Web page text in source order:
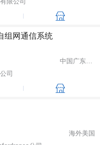
组网通信系统
中国广东省深圳市
司
海外美国